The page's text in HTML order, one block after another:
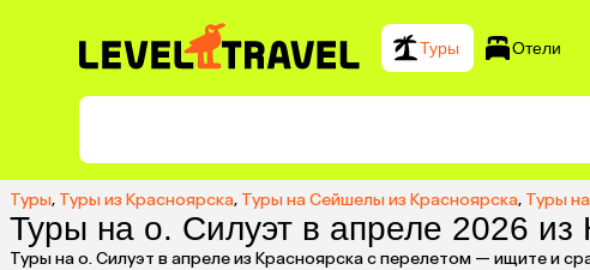
Туры Отели
Туры, Туры из Красноярска, Туры на Сейшелы из Красноярска, Туры
Туры на о. Силуэт в апреле 2026 из
Туры на о. Силуэт в апреле из Красноярска с перелетом — ищите и